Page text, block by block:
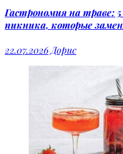
Гастрономия на траве:
пикника, которые
22.07.2026Дорис